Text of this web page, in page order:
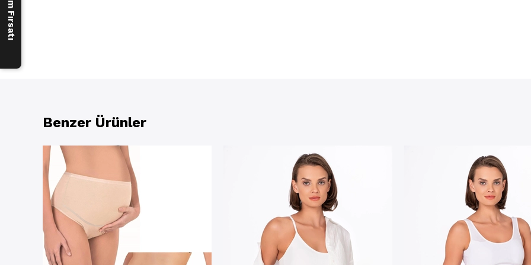
Benzer Ürünler